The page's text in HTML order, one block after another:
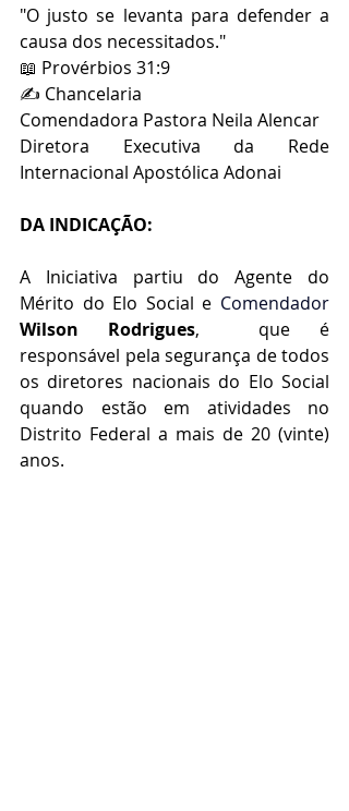
"O justo se levanta para defender a
causa dos necessitados."
📖 Provérbios 31:9
✍️ Chancelaria
Comendadora Pastora Neila Alencar
Diretora Executiva da Rede
Internacional Apostólica Adonai
DA INDICAÇÃO:
A Iniciativa partiu do Agente do
Mérito do Elo Social e
Wilson Rodrigues,  que é
responsável pela segurança de todos
os diretores nacionais do Elo Social
quando estão em atividades no
Distrito Federal a mais de 20 (vinte)
anos.